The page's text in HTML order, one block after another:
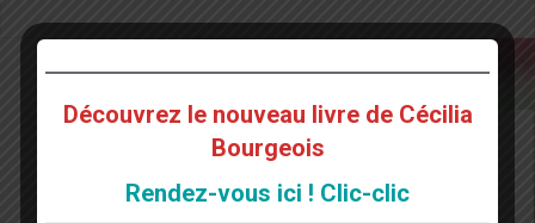
Découvrez le nouveau livre de Cécilia
Bourgeois
Rendez-vous ici ! Clic-clic